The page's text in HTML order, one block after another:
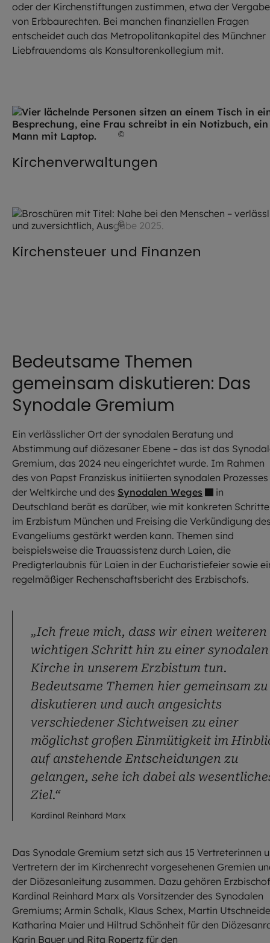
oder der Kirchenstiftungen zustimmen, etwa der Vergabe
von Erbbaurechten. Bei manchen finanziellen Fragen
entscheidet auch das Metropolitankapitel des Münchner
Liebfrauendoms als Konsultorenkollegium mit.
©
Kirchenverwaltungen
© Hendrik Steffens / EOM
Kirchensteuer und Finanzen
Bedeutsame Themen
gemeinsam diskutieren: Das
Synodale Gremium
Ein verlässlicher Ort der synodalen Beratung und
Abstimmung auf diözesaner Ebene – das ist das
Gremium, das 2024 neu eingerichtet wurde. Im Rahmen
des von Papst Franziskus initiierten synodalen Prozesses
der Weltkirche und des Synodalen Weges
in
Deutschland berät es darüber, wie mit konkreten
im Erzbistum München und Freising die Verkündigung
Evangeliums gestärkt werden kann. Themen sind
beispielsweise die Trauassistenz durch Laien, die
Predigterlaubnis für Laien in der Eucharistiefeier sowie
regelmäßiger Rechenschaftsbericht des Erzbischofs.
„Ich freue mich, dass wir einen weiteren
wichtigen Schritt hin zu einer synodalen
Kirche in unserem Erzbistum tun.
Bedeutsame Themen hier gemeinsam zu
diskutieren und auch angesichts
verschiedener Sichtweisen zu einer
möglichst großen Einmütigkeit im
auf anstehende Entscheidungen zu
gelangen, sehe ich dabei als
Ziel.“
Kardinal Reinhard Marx
Das Synodale Gremium setzt sich aus 15 Vertreterinnen
Vertretern der im Kirchenrecht vorgesehenen Gremien
der Diözesanleitung zusammen. Dazu gehören Erzbischof
Kardinal Reinhard Marx als Vorsitzender des Synodalen
Gremiums; Armin Schalk, Klaus Schex, Martin
Katharina Maier und Hiltrud Schönheit für den
Karin Bauer und Rita Ropertz für den